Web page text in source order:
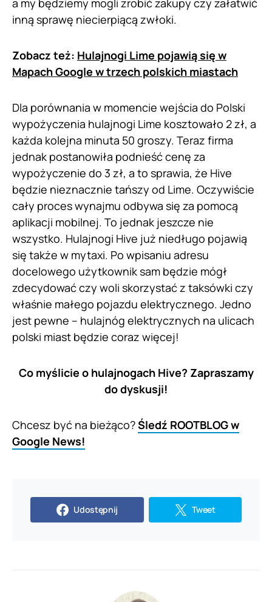
inną sprawę niecierpiącą zwłoki.
Zobacz też: Hulajnogi Lime pojawią się w
Mapach Google w trzech polskich miastach
Dla porównania w momencie wejścia do Polski
wypożyczenia hulajnogi Lime kosztowało 2 zł, a
każda kolejna minuta 50 groszy. Teraz firma
jednak postanowiła podnieść cenę za
wypożyczenie do 3 zł, a to sprawia, że Hive
będzie nieznacznie tańszy od Lime. Oczywiście
cały proces wynajmu odbywa się za pomocą
aplikacji mobilnej. To jednak jeszcze nie
wszystko. Hulajnogi Hive już niedługo pojawią
się także w mytaxi. Po wpisaniu adresu
docelowego użytkownik sam będzie mógł
zdecydować czy woli skorzystać z taksówki czy
właśnie małego pojazdu elektrycznego. Jedno
jest pewne – hulajnóg elektrycznych na ulicach
polski miast będzie coraz więcej!
Co myślicie o hulajnogach Hive? Zapraszamy
do dyskusji!
Chcesz być na bieżąco?Śledź ROOTBLOG w
Google News!
Udostępnij Tweet